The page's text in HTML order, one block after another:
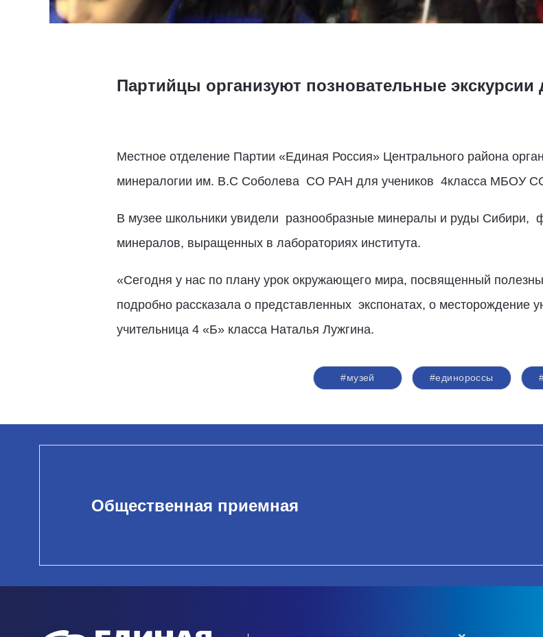
Партийцы организуют позновательные экскурсии
Местное отделение Партии «Единая Россия» Центрального района
минералогии им. В.С Соболева СО РАН для учеников 4класса МБОУ
В музее школьники увидели разнообразные минералы и руды Сибири,
минералов, выращенных в лабораториях института.
«Сегодня у нас по плану урок окружающего мира, посвященный
подробно рассказала о представленных экспонатах, о месторождение
учительница 4 «Б» класса Наталья Лужгина.
#музей #единороссы
Общественная приемная